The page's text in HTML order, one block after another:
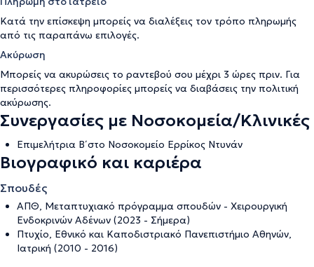
Κατά την επίσκεψη μπορείς να διαλέξεις τον τρόπο πληρωμής
από τις παραπάνω επιλογές.
Ακύρωση
Μπορείς να ακυρώσεις το ραντεβού σου μέχρι 3 ώρες πριν. Για
περισσότερες πληροφορίες μπορείς να διαβάσεις την πολιτική
ακύρωσης.
Συνεργασίες με Νοσοκομεία/Κλινικές
Επιμελήτρια Β΄ στο Νοσοκομείο Ερρίκος Ντυνάν
Βιογραφικό και καριέρα
Σπουδές
ΑΠΘ, Μεταπτυχιακό πρόγραμμα σπουδών - Χειρουργική
Ενδοκρινών Αδένων (2023 - Σήμερα)
Πτυχίο, Εθνικό και Καποδιστριακό Πανεπιστήμιο Αθηνών,
Ιατρική (2010 - 2016)